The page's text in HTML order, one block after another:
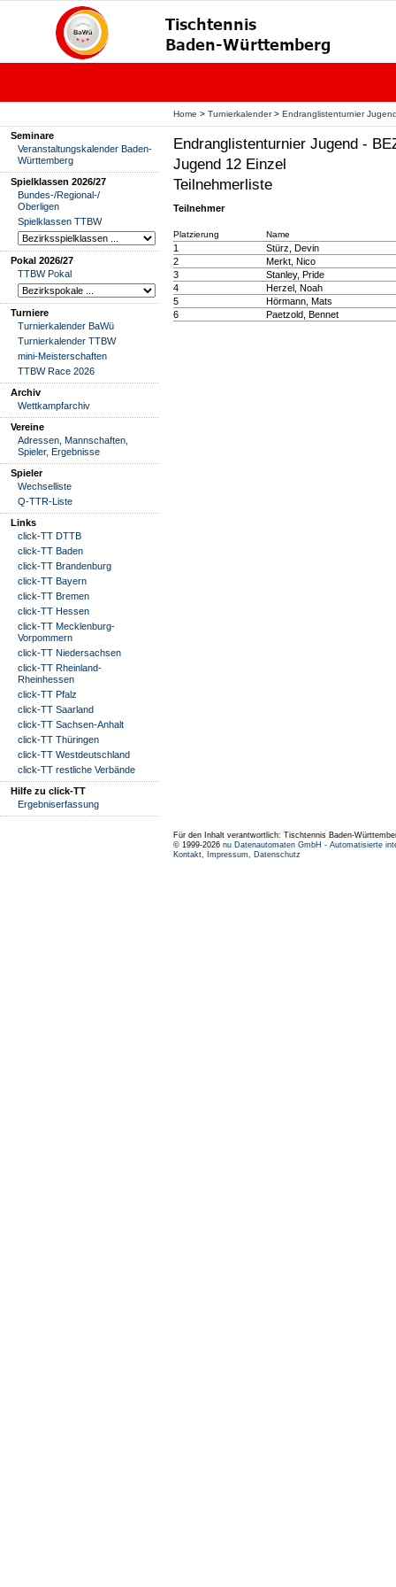
Home > Turnierkalender> Endranglistenturnier
Seminare
Veranstaltungskalender Baden-
Württemberg
Spielklassen 2026/27
Bundes-/Regional-/
Oberligen
Spielklassen TTBW
Pokal 2026/27
TTBW Pokal
Turniere
Turnierkalender BaWü
Turnierkalender TTBW
mini-Meisterschaften
TTBW Race 2026
Archiv
Wettkampfarchiv
Vereine
Adressen, Mannschaften,
Spieler, Ergebnisse
Spieler
Wechselliste
Q-TTR-Liste
Links
click-TT DTTB
click-TT Baden
click-TT Brandenburg
click-TT Bayern
click-TT Bremen
click-TT Hessen
click-TT Mecklenburg-
Vorpommern
click-TT Niedersachsen
click-TT Rheinland-
Rheinhessen
click-TT Pfalz
click-TT Saarland
click-TT Sachsen-Anhalt
click-TT Thüringen
click-TT Westdeutschland
click-TT restliche Verbände
Hilfe zu click-TT
Ergebniserfassung
Endranglistenturnier Jugend -
Jugend 12 Einzel
Teilnehmerliste
Teilnehmer
Platzierung Name
1
Stürz, Devin
2
Merkt, Nico
3
Stanley, Pride
4
Herzel, Noah
5
Hörmann, Mats
6
Paetzold, Bennet
Für den Inhalt verantwortlich: Tischtennis Baden-
© 1999-2026 nu Datenautomaten GmbH - Automatisierte
Kontakt, Impressum, Datenschutz